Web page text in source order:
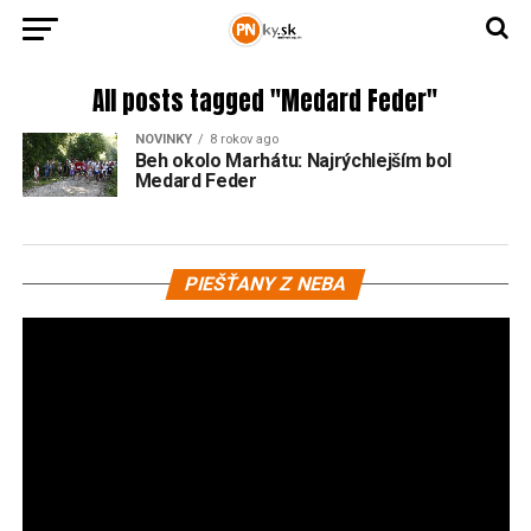
All posts tagged "Medard Feder"
NOVINKY 8 rokov ago
Beh okolo Marhátu: Najrýchlejším bol
Medard Feder
PIEŠŤANY Z NEBA